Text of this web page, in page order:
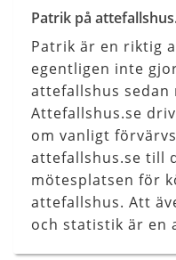
Patrik på
Patrik är en riktig
egentligen inte
attefallshus sedan
Attefallshus.se
om vanligt
attefallshus.se till
mötesplatsen för
attefallshus. Att
och statistik är en